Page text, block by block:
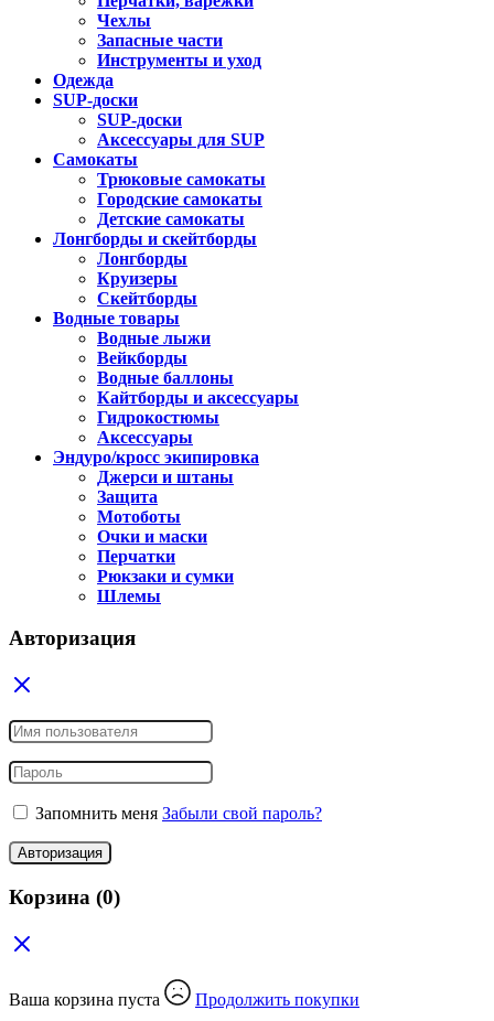
Чехлы
Запасные части
Инструменты и уход
Одежда
SUP-доски
SUP-доски
Аксессуары для SUP
Самокаты
Трюковые самокаты
Городские самокаты
Детские самокаты
Лонгборды и скейтборды
Лонгборды
Круизеры
Скейтборды
Водные товары
Водные лыжи
Вейкборды
Водные баллоны
Кайтборды и аксессуары
Гидрокостюмы
Аксессуары
Эндуро/кросс экипировка
Джерси и штаны
Защита
Мотоботы
Очки и маски
Перчатки
Рюкзаки и сумки
Шлемы
Авторизация
Запомнить меня Забыли свой пароль?
Авторизация
Корзина (0)
Ваша корзина пуста Продолжить покупки